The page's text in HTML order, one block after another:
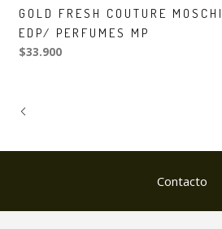
GOLD FRESH COUTURE
EDP/ PERFUMES MP
$33.900
Contacto